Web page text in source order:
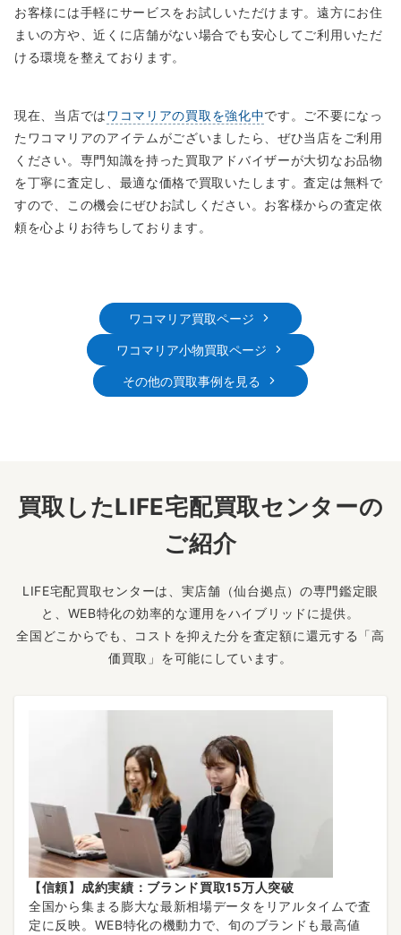
お客様には手軽にサービスをお試しいただけます。遠方にお住
まいの方や、近くに店舗がない場合でも安心してご利用いただ
ける環境を整えております。
現在、当店ではワコマリアの買取を強化中です。ご不要になっ
たワコマリアのアイテムがございましたら、ぜひ当店をご利用
ください。専門知識を持った買取アドバイザーが大切なお品物
を丁寧に査定し、最適な価格で買取いたします。査定は無料で
すので、この機会にぜひお試しください。お客様からの査定依
頼を心よりお待ちしております。
ワコマリア買取ページ
ワコマリア小物買取ページ
その他の買取事例を見る
買取したLIFE宅配買取センターの
ご紹介
LIFE宅配買取センターは、実店舗（仙台拠点）の専門鑑定眼
と、WEB特化の効率的な運用をハイブリッドに提供。
全国どこからでも、コストを抑えた分を査定額に還元する「高
価買取」を可能にしています。
【信頼】成約実績：ブランド買取15万人突破
全国から集まる膨大な最新相場データをリアルタイムで査
定に反映。WEB特化の機動力で、旬のブランドも最高値